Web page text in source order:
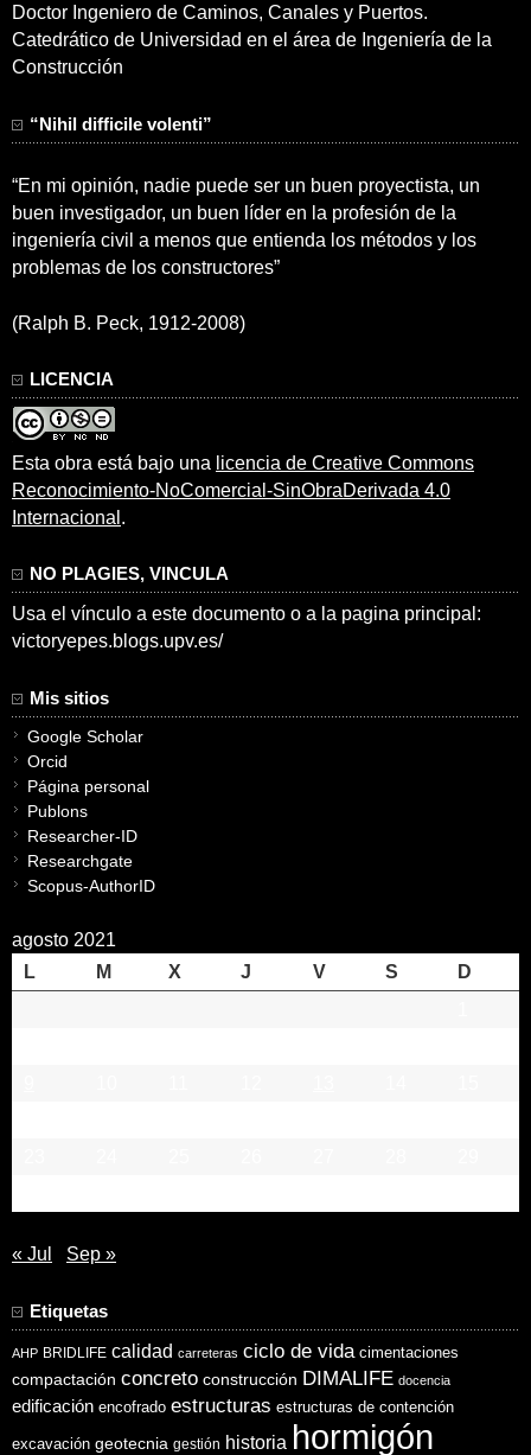
Doctor Ingeniero de Caminos, Canales y Puertos.
Catedrático de Universidad en el área de Ingeniería de la
Construcción
“Nihil difficile volenti”
“En mi opinión, nadie puede ser un buen proyectista, un
buen investigador, un buen líder en la profesión de la
ingeniería civil a menos que entienda los métodos y los
problemas de los constructores”
(Ralph B. Peck, 1912-2008)
LICENCIA
Esta obra está bajo una licencia de Creative Commons
Reconocimiento-NoComercial-SinObraDerivada 4.0
Internacional .
NO PLAGIES, VINCULA
Usa el vínculo a este documento o a la pagina principal:
victoryepes.blogs.upv.es/
Mis sitios
Google Scholar
Orcid
Página personal
Publons
Researcher-ID
Researchgate
Scopus-AuthorID
agosto 2021
L
M X J V S
D
« Jul Sep »
Etiquetas
AHP BRIDLIFE calidad carreteras ciclo de vida cimentaciones
compactación concreto construcción DIMALIFE docencia
edificación encofrado estructuras estructuras de contención
excavación geotecnia gestión historia hormigón